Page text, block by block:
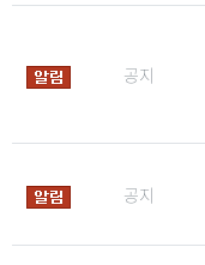
공지
공지